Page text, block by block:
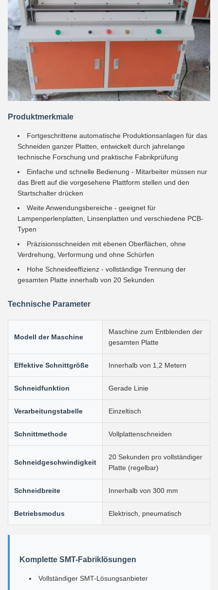
Produktmerkmale
Fortgeschrittene automatische Produktionsanlagen für das
Schneiden ganzer Platten, entwickelt durch jahrelange
technische Forschung und praktische Fabrikprüfung
Einfache und schnelle Bedienung - Mitarbeiter müssen nur
das Brett auf die vorgesehene Plattform stellen und den
Startschalter drücken
Weite Anwendungsbereiche - geeignet für
Lampenperlenplatten, Linsenplatten und verschiedene PCB-
Typen
Präzisionsschneiden mit ebenen Oberflächen, ohne
Verdrehung, Verformung und ohne Schürfen
Hohe Schneideeffizienz - vollständige Trennung der
gesamten Platte innerhalb von 20 Sekunden
Technische Parameter
Modell der Maschine
Maschine zum Entblenden der
gesamten Platte
Effektive Schnittgröße Innerhalb von 1,2 Metern
Schneidfunktion Gerade Linie
Verarbeitungstabelle Einzeltisch
Schnittmethode Vollplattenschneiden
Schneidgeschwindigkeit
20 Sekunden pro vollständiger
Platte (regelbar)
Schneidbreite Innerhalb von 300 mm
Betriebsmodus Elektrisch, pneumatisch
Komplette SMT-Fabriklösungen
Vollständiger SMT-Lösungsanbieter